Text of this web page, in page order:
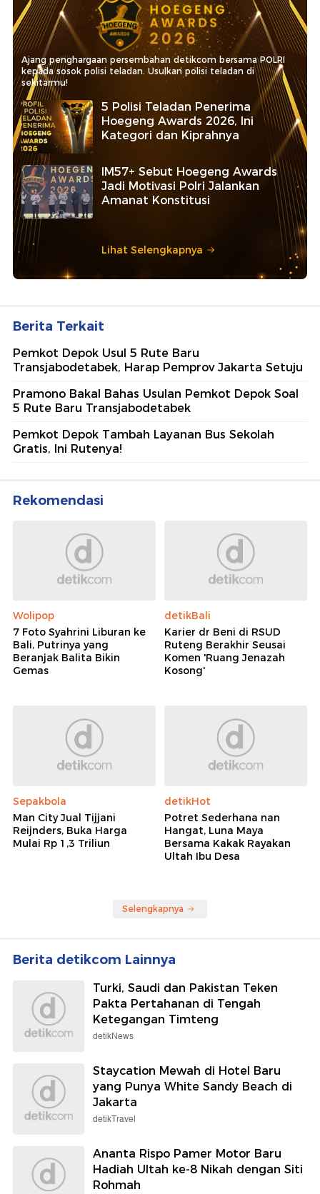
Ajang penghargaan persembahan detikcom bersama POLRI
kepada sosok polisi teladan. Usulkan polisi teladan di
sekitarmu!
5 Polisi Teladan Penerima
Hoegeng Awards 2026, Ini
Kategori dan Kiprahnya
IM57+ Sebut Hoegeng Awards
Jadi Motivasi Polri Jalankan
Amanat Konstitusi
Lihat Selengkapnya
Berita Terkait
Pemkot Depok Usul 5 Rute Baru
Transjabodetabek, Harap Pemprov Jakarta Setuju
Pramono Bakal Bahas Usulan Pemkot Depok Soal
5 Rute Baru Transjabodetabek
Pemkot Depok Tambah Layanan Bus Sekolah
Gratis, Ini Rutenya!
Rekomendasi
Wolipop
7 Foto Syahrini Liburan ke
Bali, Putrinya yang
Beranjak Balita Bikin
Gemas
detikBali
Karier dr Beni di RSUD
Ruteng Berakhir Seusai
Komen 'Ruang Jenazah
Kosong'
Sepakbola
Man City Jual Tijjani
Reijnders, Buka Harga
Mulai Rp 1,3 Triliun
detikHot
Potret Sederhana nan
Hangat, Luna Maya
Bersama Kakak Rayakan
Ultah Ibu Desa
Selengkapnya
Berita detikcom Lainnya
Turki, Saudi dan Pakistan Teken
Pakta Pertahanan di Tengah
Ketegangan Timteng
detikNews
Staycation Mewah di Hotel Baru
yang Punya White Sandy Beach di
Jakarta
detikTravel
Ananta Rispo Pamer Motor Baru
Hadiah Ultah ke-8 Nikah dengan Siti
Rohmah